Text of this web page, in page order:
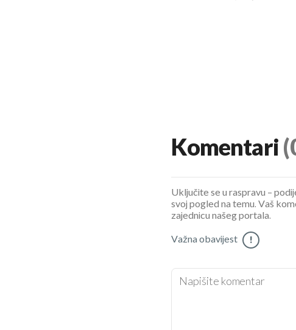
Komentari
Uključite se u raspravu –
svoj pogled na temu. Vaš
zajednicu našeg portala.
Važna obavijest !